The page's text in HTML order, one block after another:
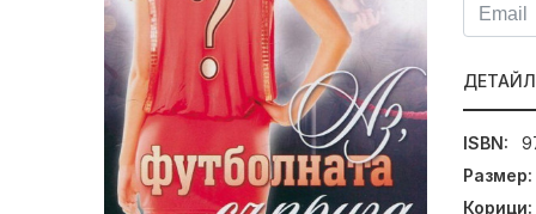
ISBN:
Размер:
Корици: